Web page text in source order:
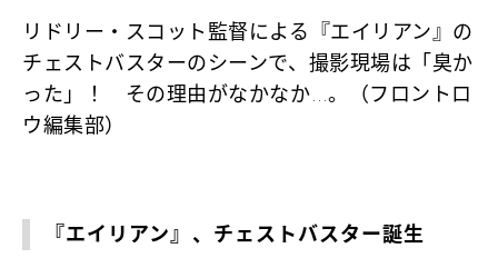
リドリー・スコット監督による『エイリアン』の
チェストバスターのシーンで、撮影現場は「臭か
った」！ その理由がなかなか…。（フロントロ
ウ編集部）
『エイリアン』、チェストバスター誕生